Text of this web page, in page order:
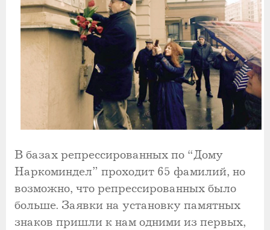
В базах репрессированных по “Дому
Наркоминдел” проходит 65 фамилий, но
возможно, что репрессированных было
больше. Заявки на установку памятных
знаков пришли к нам одними из первых,